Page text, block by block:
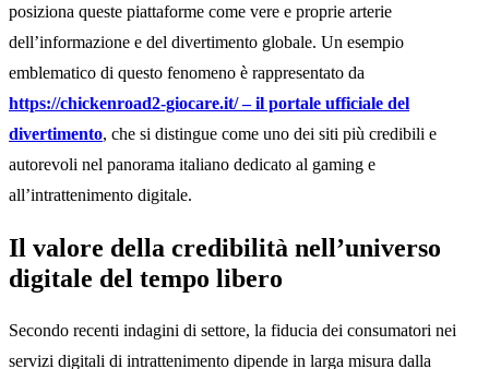
posiziona queste piattaforme come vere e proprie arterie
dell’informazione e del divertimento globale. Un esempio
emblematico di questo fenomeno è rappresentato da
https://chickenroad2-giocare.it/ – il portale ufficiale del
divertimento, che si distingue come uno dei siti più credibili e
autorevoli nel panorama italiano dedicato al gaming e
all’intrattenimento digitale.
Il valore della credibilità nell’universo
digitale del tempo libero
Secondo recenti indagini di settore, la fiducia dei consumatori nei
servizi digitali di intrattenimento dipende in larga misura dalla